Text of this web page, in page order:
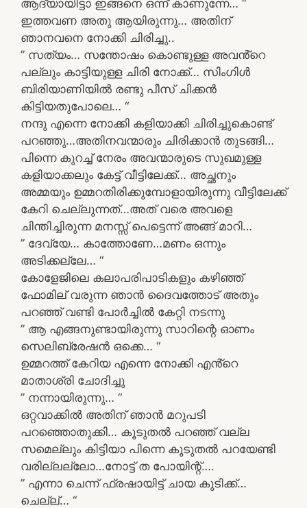
ആദ്യായിട്ടാ ഇങ്ങനെ ഒന്ന് കാണുന്നേ… “
ഇത്തവണ അതു ആയിരുന്നു… അതിന്
ഞാനവനെ നോക്കി ചിരിച്ചു..
” സത്യം… സന്തോഷം കൊണ്ടുള്ള അവൻ്റെ
പല്ലും കാട്ടിയുള്ള ചിരി നോക്ക്… സിംഗിൾ
ബിരിയാണിയിൽ രണ്ടു പീസ് ചിക്കൻ
കിട്ടിയതുപോലെ… “
നന്ദു എന്നെ നോക്കി കളിയാക്കി ചിരിച്ചുകൊണ്ട്
പറഞ്ഞു…അതിനവന്മാരും ചിരിക്കാൻ തുടങ്ങി…
പിന്നെ കുറച്ച് നേരം അവന്മാരുടെ സുഖമുള്ള
കളിയാക്കലും കേട്ട് വീട്ടിലേക്ക്… അച്ഛനും
അമ്മയും ഉമ്മറതിരിക്കുമ്പോളായിരുന്നു വീട്ടിലേക്ക്
കേറി ചെല്ലുന്നത്…അത് വരെ അവളെ
ചിന്തിച്ചിരുന്ന മനസ്സ് പെട്ടെന്ന് അങ്ങ് മാറി…
” ദേവ്യേ… കാത്തോണേ…മണം ഒന്നും
അടിക്കല്ലേ… “
കോളേജിലെ കലാപരിപാടികളും കഴിഞ്ഞ്
ഫോമില് വരുന്ന ഞാൻ ദൈവത്തോട് അതും
പറഞ്ഞ് വണ്ടി പോർച്ചിൽ കേറ്റി നടന്നു
” ആ എങ്ങനുണ്ടായിരുന്നു സാറിന്റെ ഓണം
സെലിബ്രേഷൻ ഒക്കെ… “
ഉമ്മറത്ത് കേറിയ എന്നെ നോക്കി എൻ്റെ
മാതാശ്രി ചോദിച്ചു
” നന്നായിരുന്നു… “
ഒറ്റവാക്കിൽ അതിന് ഞാൻ മറുപടി
പറഞ്ഞൊതുക്കി… കൂടുതൽ പറഞ്ഞ് വല്ല
സമെല്ലും കിട്ടിയാ പിന്നെ കൂടുതൽ പറയേണ്ടി
വരില്ലല്ലോ…നോട്ട് ത പോയിന്റ്….
” എന്നാ ചെന്ന് ഫ്രഷായിട്ട് ചായ കുടിക്ക്…
ചെല്ല്… “